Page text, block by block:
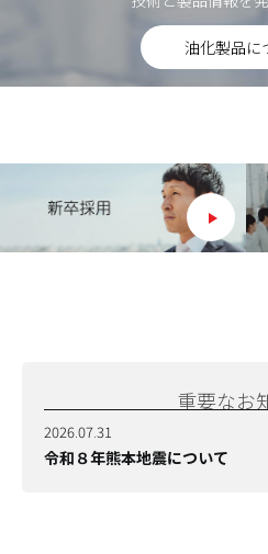
油化製品に
重要なお
2026.07.31
令和８年熊本地震について